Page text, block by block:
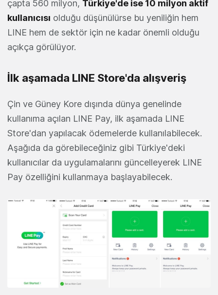
çapta 560 milyon, Türkiye'de ise 10 milyon aktif
kullanıcısı olduğu düşünülürse bu yeniliğin hem
LINE hem de sektör için ne kadar önemli olduğu
açıkça görülüyor.
İlk aşamada LINE Store'da alışveriş
Çin ve Güney Kore dışında dünya genelinde
kullanıma açılan LINE Pay, ilk aşamada LINE
Store'dan yapılacak ödemelerde kullanılabilecek.
Aşağıda da görebileceğiniz gibi Türkiye'deki
kullanıcılar da uygulamalarını güncelleyerek LINE
Pay özelliğini kullanmaya başlayabilecek.